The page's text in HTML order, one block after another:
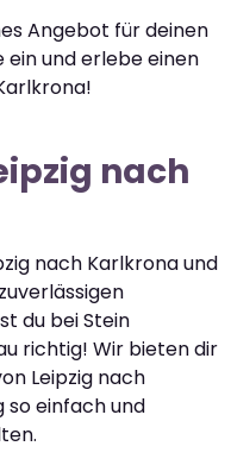
Angebot für deinen
ein und erlebe einen
nach
nach Karlkrona und
du bei Stein
richtig! Wir bieten dir
Leipzig nach
so einfach und